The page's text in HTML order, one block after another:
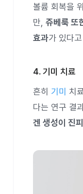
볼륨 회복을
만, 쥬베룩 또
효과가 있다
4. 기미 치료
흔히 기미
치
다는 연구 결
겐 생성이 진